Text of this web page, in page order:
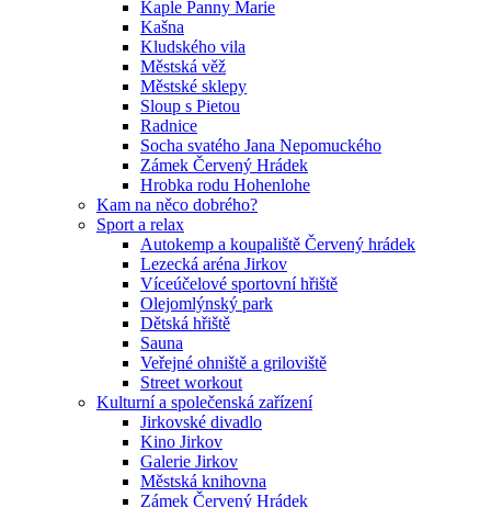
Kaple Panny Marie
Kašna
Kludského vila
Městská věž
Městské sklepy
Sloup s Pietou
Radnice
Socha svatého Jana Nepomuckého
Zámek Červený Hrádek
Hrobka rodu Hohenlohe
Kam na něco dobrého?
Sport a relax
Autokemp a koupaliště Červený hrádek
Lezecká aréna Jirkov
Víceúčelové sportovní hřiště
Olejomlýnský park
Dětská hřiště
Sauna
Veřejné ohniště a griloviště
Street workout
Kulturní a společenská zařízení
Jirkovské divadlo
Kino Jirkov
Galerie Jirkov
Městská knihovna
Zámek Červený Hrádek